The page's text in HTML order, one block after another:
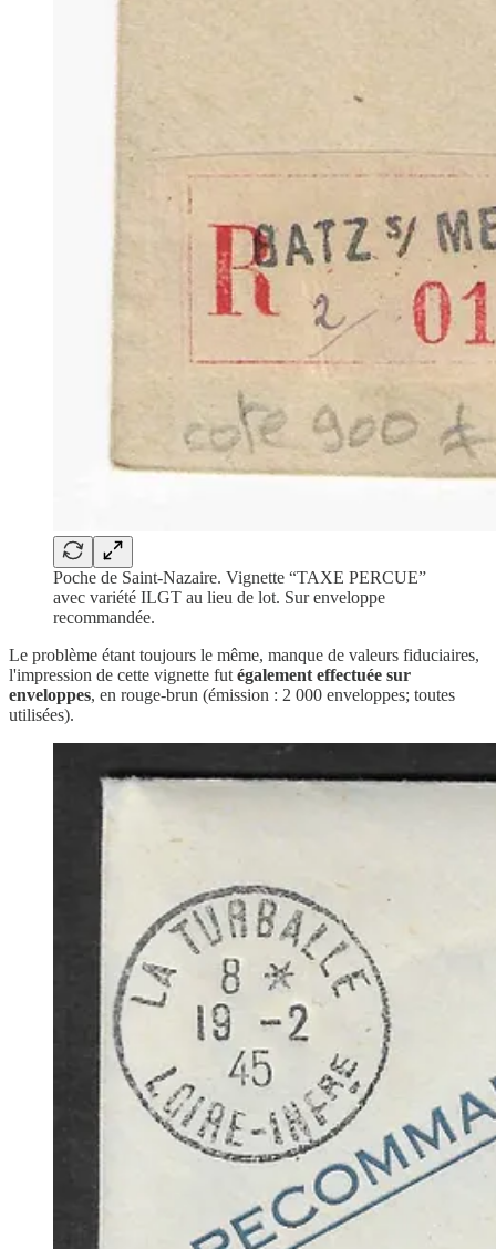
Poche de Saint-Nazaire. Vignette “TAXE PERCUE”
avec variété ILGT au lieu de lot. Sur enveloppe
recommandée.
Le problème étant toujours le même, manque de valeurs fiduciaires,
l'impression de cette vignette fut également effectuée sur
enveloppes, en rouge-brun (émission : 2 000 enveloppes; toutes
utilisées).